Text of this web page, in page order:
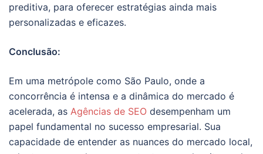
preditiva, para oferecer estratégias ainda mais
personalizadas e eficazes.
Conclusão:
Em uma metrópole como São Paulo, onde a
concorrência é intensa e a dinâmica do mercado é
acelerada, as Agências de SEO desempenham um
papel fundamental no sucesso empresarial. Sua
capacidade de entender as nuances do mercado local,